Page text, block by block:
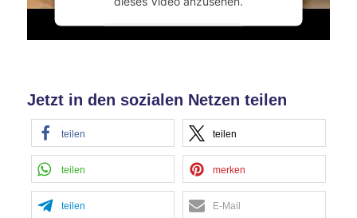
Mehr Informationen
powered byUsercentrics Consent
Management Platform
Jetzt in den sozialen Netzen teilen
teilen teilen
teilen merken
teilen E-Mail